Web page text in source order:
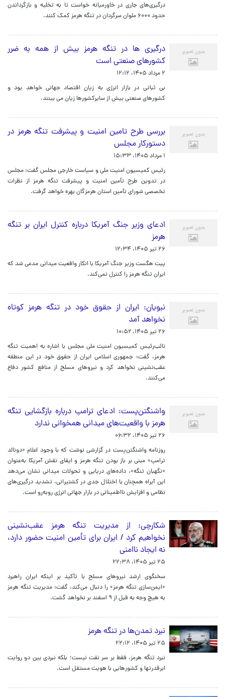
درگیری‌های جاری در خاورمیانه خواست تا به تخلیه و بازگرداندن
حدود ۶۰۰۰ ملوان سرگردان در تنگه هرمز کمک کنند.
درگیری ها در تنگه هرمز بیش از همه به ضرر
کشورهای صنعتی است
۲ مرداد ۱۴۰۵، ۱۲:۱۲
بی ثباتی در بازار انرژی به زیان اقتصاد جهانی خواهد بود و
کشورهای صنعتی بیش از سایرکشورها زیان می بینند.
بررسی طرح تامین امنیت و پیشرفت تنگه هرمز در
دستورکار مجلس
۱ مرداد ۱۴۰۵، ۱۵:۳۳
رئیس کمیسیون امنیت ملی و سیاست خارجی مجلس گفت: مجلس
در تدوین طرح تأمین امنیت و پیشرفت تنگه هرمز از نظرات
تخصصی شورای تأمین استان هرمزگان بهره خواهد گرفت.
ادعای وزیر جنگ آمریکا درباره کنترل ایران بر تنگه
هرمز
۲۶ تیر ۱۴۰۵، ۱۲:۳۴
پیت هگست وزیر جنگ آمریکا با انکار واقعیت میدانی مدعی شد که
ایران تنگه هرمز را کنترل نمی‌کند.
نبویان: ایران از حقوق خود در تنگه هرمز کوتاه
نخواهد آمد
۲۶ تیر ۱۴۰۵، ۱۰:۵۲
نائب‌رئیس کمیسیون امنیت ملی مجلس با اشاره به اهمیت تنگه
هرمز، گفت: جمهوری اسلامی ایران از حقوق خود در این منطقه
عقب‌نشینی نخواهد کرد و نیروهای مسلح از منافع کشور دفاع
می‌کنند.
واشنگتن‌پست: ادعای ترامپ درباره بازگشایی تنگه
هرمز با واقعیت‌های میدانی همخوانی ندارد
۲۶ تیر ۱۴۰۵، ۰۶:۳۲
روزنامه واشنگتن‌پست در گزارشی نوشت که با وجود اعلام «دونالد
ترامپ» مبنی بر باز بودن تنگه هرمز و ایفای نقش آمریکا به‌عنوان
«نگهبان تنگه»، داده‌های دریایی و تحولات میدانی نشان می‌دهد
این آبراه همچنان با اختلال جدی در کشتیرانی، تشدید درگیری‌های
نظامی و افزایش نااطمینانی در بازار جهانی انرژی روبه‌رو است.
شکارچی: از مدیریت تنگه هرمز عقب‌نشینی
نخواهیم کرد / ایران برای تأمین امنیت حضور دارد،
نه ایجاد ناامنی
۲۵ تیر ۱۴۰۵، ۲۲:۳۸
سخنگوی ارشد نیروهای مسلح با تأکید بر اینکه ایران راهبرد
«ایمن‌سازی تنگه هرمز» را دنبال می‌کند، گفت: مدیریت تنگه هرمز
به هیچ وجه به قبل از ۹ اسفند بر نخواهد گشت.
نبرد تمدن‌ها در تنگه هرمز
۲۵ تیر ۱۴۰۵، ۲۲:۱۲
نبرد تنگه هرمز، فقط بر سر نفت نیست؛ بلکه نبردی بین دو روایت
ابرقدرتها و کشورهایی با هویت مستقل است.